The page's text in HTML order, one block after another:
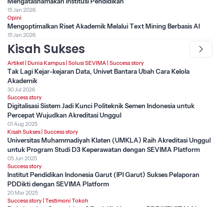
15 Jan 2026
Opini
Mengoptimalkan Riset Akademik Melalui Text Mining Berbasis AI
15 Jan 2026
Kisah Sukses
Artikel Dunia Kampus Solusi SEVIMA Success story
Tak Lagi Kejar-kejaran Data, Univet Bantara Ubah Cara Kelola
Akademik
30 Jul 2026
Success story
Digitalisasi Sistem Jadi Kunci Politeknik Semen Indonesia untuk
Percepat Wujudkan Akreditasi Unggul
01 Aug 2025
Kisah Sukses Success story
Universitas Muhammadiyah Klaten (UMKLA) Raih Akreditasi Unggul
untuk Program Studi D3 Keperawatan dengan SEVIMA Platform
05 Jun 2025
Success story
Institut Pendidikan Indonesia Garut (IPI Garut) Sukses Pelaporan
PDDikti dengan SEVIMA Platform
20 Mar 2025
Success story Testimoni Tokoh